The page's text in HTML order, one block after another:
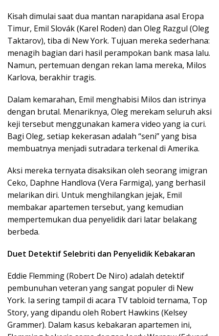
Kisah dimulai saat dua mantan narapidana asal Eropa
Timur, Emil Slovák (Karel Roden) dan Oleg Razgul (Oleg
Taktarov), tiba di New York. Tujuan mereka sederhana:
menagih bagian dari hasil perampokan bank masa lalu.
Namun, pertemuan dengan rekan lama mereka, Milos
Karlova, berakhir tragis.
Dalam kemarahan, Emil menghabisi Milos dan istrinya
dengan brutal. Menariknya, Oleg merekam seluruh aksi
keji tersebut menggunakan kamera video yang ia curi.
Bagi Oleg, setiap kekerasan adalah “seni” yang bisa
membuatnya menjadi sutradara terkenal di Amerika.
Aksi mereka ternyata disaksikan oleh seorang imigran
Ceko, Daphne Handlova (Vera Farmiga), yang berhasil
melarikan diri. Untuk menghilangkan jejak, Emil
membakar apartemen tersebut, yang kemudian
mempertemukan dua penyelidik dari latar belakang
berbeda.
Duet Detektif Selebriti dan Penyelidik Kebakaran
Eddie Flemming (Robert De Niro) adalah detektif
pembunuhan veteran yang sangat populer di New
York. Ia sering tampil di acara TV tabloid ternama, Top
Story, yang dipandu oleh Robert Hawkins (Kelsey
Grammer). Dalam kasus kebakaran apartemen ini,